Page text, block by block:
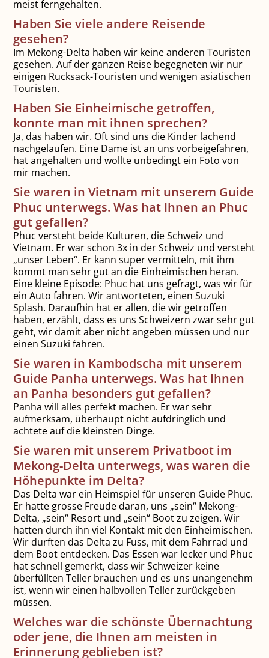
meist ferngehalten.
Haben Sie viele andere Reisende
gesehen?
Im Mekong-Delta haben wir keine anderen Touristen
gesehen. Auf der ganzen Reise begegneten wir nur
einigen Rucksack-Touristen und wenigen asiatischen
Touristen.
Haben Sie Einheimische getroffen,
konnte man mit ihnen sprechen?
Ja, das haben wir. Oft sind uns die Kinder lachend
nachgelaufen. Eine Dame ist an uns vorbeigefahren,
hat angehalten und wollte unbedingt ein Foto von
mir machen.
Sie waren in Vietnam mit unserem Guide
Phuc unterwegs. Was hat Ihnen an Phuc
gut gefallen?
Phuc versteht beide Kulturen, die Schweiz und
Vietnam. Er war schon 3x in der Schweiz und versteht
„unser Leben“. Er kann super vermitteln, mit ihm
kommt man sehr gut an die Einheimischen heran.
Eine kleine Episode: Phuc hat uns gefragt, was wir für
ein Auto fahren. Wir antworteten, einen Suzuki
Splash. Daraufhin hat er allen, die wir getroffen
haben, erzählt, dass es uns Schweizern zwar sehr gut
geht, wir damit aber nicht angeben müssen und nur
einen Suzuki fahren.
Sie waren in Kambodscha mit unserem
Guide Panha unterwegs. Was hat Ihnen
an Panha besonders gut gefallen?
Panha will alles perfekt machen. Er war sehr
aufmerksam, überhaupt nicht aufdringlich und
achtete auf die kleinsten Dinge.
Sie waren mit unserem Privatboot im
Mekong-Delta unterwegs, was waren die
Höhepunkte im Delta?
Das Delta war ein Heimspiel für unseren Guide Phuc.
Er hatte grosse Freude daran, uns „sein“ Mekong-
Delta, „sein“ Resort und „sein“ Boot zu zeigen. Wir
hatten durch ihn viel Kontakt mit den Einheimischen.
Wir durften das Delta zu Fuss, mit dem Fahrrad und
dem Boot entdecken. Das Essen war lecker und Phuc
hat schnell gemerkt, dass wir Schweizer keine
überfüllten Teller brauchen und es uns unangenehm
ist, wenn wir einen halbvollen Teller zurückgeben
müssen.
Welches war die schönste Übernachtung
oder jene, die Ihnen am meisten in
Erinnerung geblieben ist?